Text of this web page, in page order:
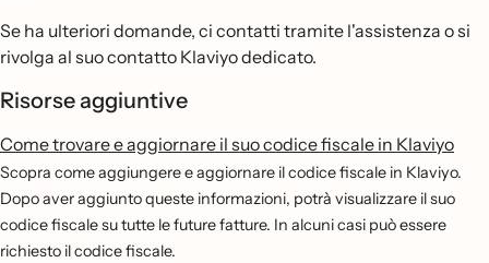
Se ha ulteriori domande, ci contatti tramite l'assistenza o si
rivolga al suo contatto Klaviyo dedicato.
Risorse aggiuntive
Come trovare e aggiornare il suo codice fiscale in Klaviyo
Scopra come aggiungere e aggiornare il codice fiscale in Klaviyo.
Dopo aver aggiunto queste informazioni, potrà visualizzare il suo
codice fiscale su tutte le future fatture. In alcuni casi può essere
richiesto il codice fiscale.